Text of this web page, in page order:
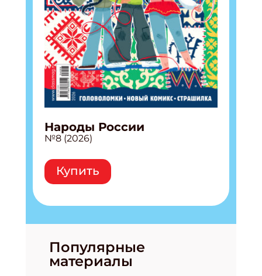
Народы России
№8 (2026)
Купить
Популярные
материалы